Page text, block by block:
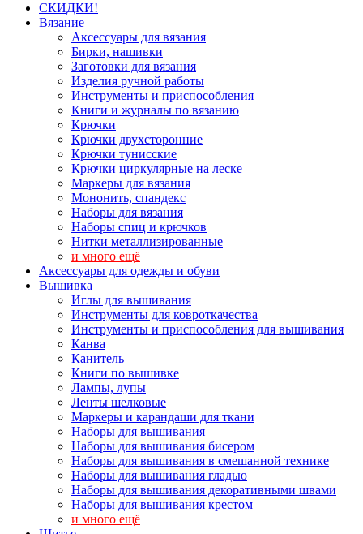
СКИДКИ!
Вязание
Аксессуары для вязания
Бирки, нашивки
Заготовки для вязания
Изделия ручной работы
Инструменты и приспособления
Книги и журналы по вязанию
Крючки
Крючки двухсторонние
Крючки тунисские
Крючки циркулярные на леске
Маркеры для вязания
Мононить, спандекс
Наборы для вязания
Наборы спиц и крючков
Нитки металлизированные
и много ещё
Аксессуары для одежды и обуви
Вышивка
Иглы для вышивания
Инструменты для ковроткачества
Инструменты и приспособления для вышивания
Канва
Канитель
Книги по вышивке
Лампы, лупы
Ленты шелковые
Маркеры и карандаши для ткани
Наборы для вышивания
Наборы для вышивания бисером
Наборы для вышивания в смешанной технике
Наборы для вышивания гладью
Наборы для вышивания декоративными швами
Наборы для вышивания крестом
и много ещё